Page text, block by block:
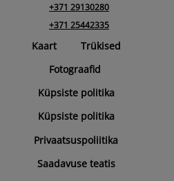
+371 29130280
+371 25442335
Kaart
Trükised
Fotograafid
Küpsiste politika
Küpsiste politika
Privaatsuspoliitika
Saadavuse teatis